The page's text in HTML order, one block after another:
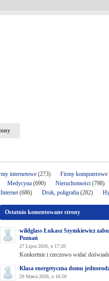
internetowe (273) Firmy komputerowe
Medycyna (690) Nieruchomości (798)
(686) Druk, poligrafia (282)
Ostatnio komentowane strony
wildglass Łukasz Szymkiewicz
Poznań
27 Lipca 2026, o 17:20
Konkretnie i rzeczowo widać
Klasa energetyczna domu
29 Marca 2026, o 16:50